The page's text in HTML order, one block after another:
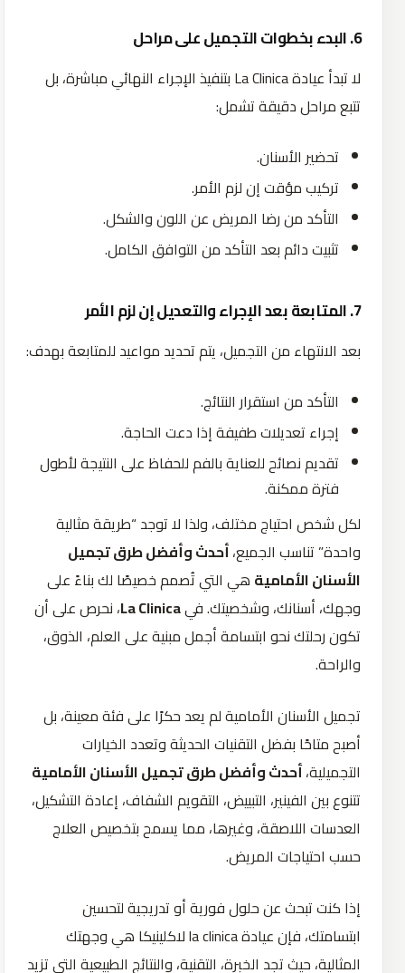
6. البدء بخطوات التجميل على مراحل
لا تبدأ عيادة La Clinica بتنفيذ الإجراء النهائي مباشرة، بل
تتبع مراحل دقيقة تشمل:
تحضير الأسنان.
تركيب مؤقت إن لزم الأمر.
التأكد من رضا المريض عن اللون والشكل.
تثبيت دائم بعد التأكد من التوافق الكامل.
7. المتابعة بعد الإجراء والتعديل إن لزم الأمر
بعد الانتهاء من التجميل، يتم تحديد مواعيد للمتابعة بهدف:
التأكد من استقرار النتائج.
إجراء تعديلات طفيفة إذا دعت الحاجة.
تقديم نصائح للعناية بالفم للحفاظ على النتيجة لأطول
فترة ممكنة.
لكل شخص احتياج مختلف، ولذا لا توجد “طريقة مثالية
واحدة” تناسب الجميع،أحدث وأفضل طرق تجميل
الأسنان الأمامية هي التي تُصمم خصيصًا لك بناءً على
وجهك، أسنانك، وشخصيتك. فيLa Clinica، نحرص على أن
تكون رحلتك نحو ابتسامة أجمل مبنية على العلم، الذوق،
والراحة.
تجميل الأسنان الأمامية لم يعد حكرًا على فئة معينة، بل
أصبح متاحًا بفضل التقنيات الحديثة وتعدد الخيارات
التجميلية،أحدث وأفضل طرق تجميل الأسنان الأمامية
تتنوع بين الفينير، التبييض، التقويم الشفاف، إعادة التشكيل،
العدسات اللاصقة، وغيرها، مما يسمح بتخصيص العلاج
حسب احتياجات المريض.
إذا كنت تبحث عن حلول فورية أو تدريجية لتحسين
ابتسامتك، فإن عيادة la clinica لاكلينيكا هي وجهتك
المثالية، حيث تجد الخبرة، التقنية، والنتائج الطبيعية التي تزيد